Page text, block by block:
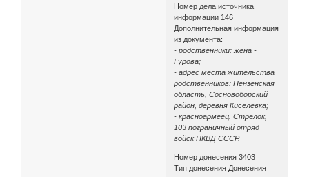
Номер дела источника
информации 146
Дополнительная информация
из документа:
- родственники: жена -
Гурова;
- адрес места жительства
родственников: Пензенская
область, Сосновоборский
район, деревня Киселевка;
- красноармеец. Стрелок,
103 пограничный отряд
войск НКВД СССР.
Номер донесения 3403
Тип донесения Донесения